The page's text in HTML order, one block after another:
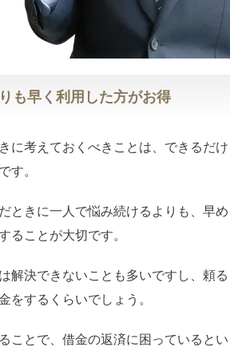
も早く利用した方がお得
に考えておくべきことは、できるだけ
す。
ときに一人で悩み続けるよりも、早め
ることが大切です。
解決できないことも多いですし、頼る
をするくらいでしょう。
ことで、借金の返済に困っているとい